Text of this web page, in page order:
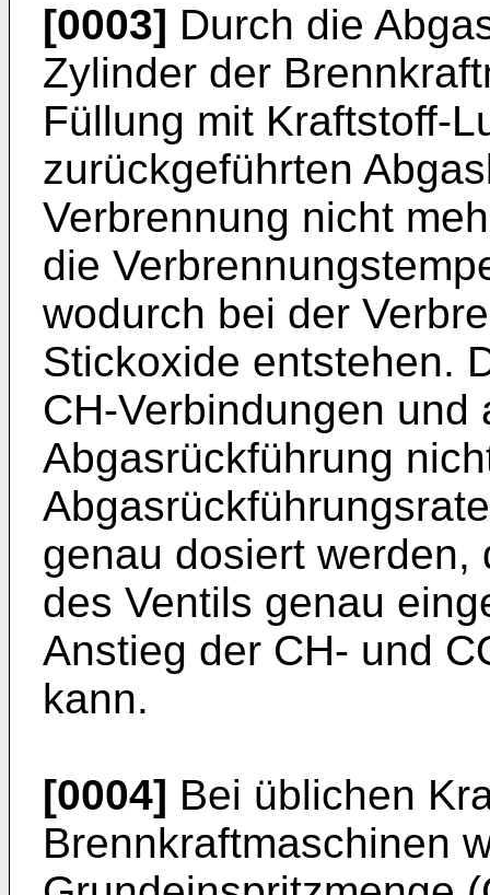
[0003] Durch die
Zylinder der
Füllung mit Kraftstoff-
zurückgeführten
Verbrennung nicht
die
wodurch bei der
Stickoxide entstehen.
CH-Verbindungen
Abgasrückführung
genau dosiert werden,
des Ventils genau
Anstieg der CH- und
kann.
[0004] Bei üblichen
Brennkraftmaschinen